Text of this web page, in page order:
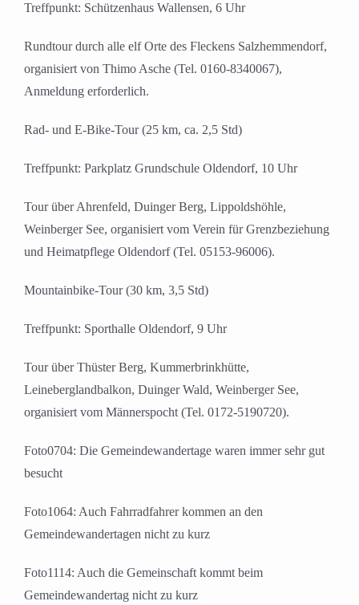
Treffpunkt: Schützenhaus Wallensen, 6 Uhr
Rundtour durch alle elf Orte des Fleckens Salzhemmendorf,
organisiert von Thimo Asche (Tel. 0160-8340067),
Anmeldung erforderlich.
Rad- und E-Bike-Tour (25 km, ca. 2,5 Std)
Treffpunkt: Parkplatz Grundschule Oldendorf, 10 Uhr
Tour über Ahrenfeld, Duinger Berg, Lippoldshöhle,
Weinberger See, organisiert vom Verein für Grenzbeziehung
und Heimatpflege Oldendorf (Tel. 05153-96006).
Mountainbike-Tour (30 km, 3,5 Std)
Treffpunkt: Sporthalle Oldendorf, 9 Uhr
Tour über Thüster Berg, Kummerbrinkhütte,
Leineberglandbalkon, Duinger Wald, Weinberger See,
organisiert vom Männerspocht (Tel. 0172-5190720).
Foto0704: Die Gemeindewandertage waren immer sehr gut
besucht
Foto1064: Auch Fahrradfahrer kommen an den
Gemeindewandertagen nicht zu kurz
Foto1114: Auch die Gemeinschaft kommt beim
Gemeindewandertag nicht zu kurz